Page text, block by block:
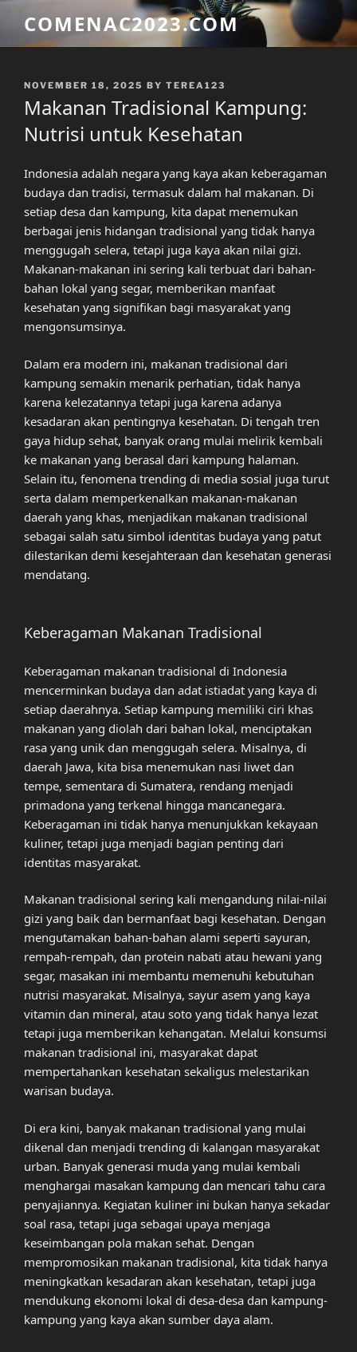
content
COMENAC2023.COM
POSTED
NOVEMBER 18, 2025 BY TEREA123
Makanan Tradisional Kampung:
Nutrisi untuk Kesehatan
Indonesia adalah negara yang kaya akan keberagaman
budaya dan tradisi, termasuk dalam hal makanan. Di
setiap desa dan kampung, kita dapat menemukan
berbagai jenis hidangan tradisional yang tidak hanya
menggugah selera, tetapi juga kaya akan nilai gizi.
Makanan-makanan ini sering kali terbuat dari bahan-
bahan lokal yang segar, memberikan manfaat
kesehatan yang signifikan bagi masyarakat yang
mengonsumsinya.
Dalam era modern ini, makanan tradisional dari
kampung semakin menarik perhatian, tidak hanya
karena kelezatannya tetapi juga karena adanya
kesadaran akan pentingnya kesehatan. Di tengah tren
gaya hidup sehat, banyak orang mulai melirik kembali
ke makanan yang berasal dari kampung halaman.
Selain itu, fenomena trending di media sosial juga turut
serta dalam memperkenalkan makanan-makanan
daerah yang khas, menjadikan makanan tradisional
sebagai salah satu simbol identitas budaya yang patut
dilestarikan demi kesejahteraan dan kesehatan generasi
mendatang.
Keberagaman Makanan Tradisional
Keberagaman makanan tradisional di Indonesia
mencerminkan budaya dan adat istiadat yang kaya di
setiap daerahnya. Setiap kampung memiliki ciri khas
makanan yang diolah dari bahan lokal, menciptakan
rasa yang unik dan menggugah selera. Misalnya, di
daerah Jawa, kita bisa menemukan nasi liwet dan
tempe, sementara di Sumatera, rendang menjadi
primadona yang terkenal hingga mancanegara.
Keberagaman ini tidak hanya menunjukkan kekayaan
kuliner, tetapi juga menjadi bagian penting dari
identitas masyarakat.
Makanan tradisional sering kali mengandung nilai-nilai
gizi yang baik dan bermanfaat bagi kesehatan. Dengan
mengutamakan bahan-bahan alami seperti sayuran,
rempah-rempah, dan protein nabati atau hewani yang
segar, masakan ini membantu memenuhi kebutuhan
nutrisi masyarakat. Misalnya, sayur asem yang kaya
vitamin dan mineral, atau soto yang tidak hanya lezat
tetapi juga memberikan kehangatan. Melalui konsumsi
makanan tradisional ini, masyarakat dapat
mempertahankan kesehatan sekaligus melestarikan
warisan budaya.
Di era kini, banyak makanan tradisional yang mulai
dikenal dan menjadi trending di kalangan masyarakat
urban. Banyak generasi muda yang mulai kembali
menghargai masakan kampung dan mencari tahu cara
penyajiannya. Kegiatan kuliner ini bukan hanya sekadar
soal rasa, tetapi juga sebagai upaya menjaga
keseimbangan pola makan sehat. Dengan
mempromosikan makanan tradisional, kita tidak hanya
meningkatkan kesadaran akan kesehatan, tetapi juga
mendukung ekonomi lokal di desa-desa dan kampung-
kampung yang kaya akan sumber daya alam.